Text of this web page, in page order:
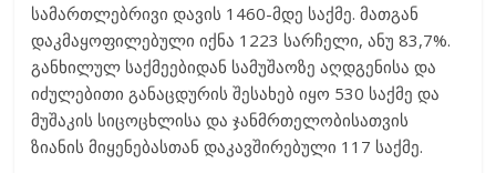
სამართლებრივი დავის 1460-მდე საქმე. მათგან
დაკმაყოფილებული იქნა 1223 სარჩელი, ანუ 83,7%.
განხილულ საქმეებიდან სამუშაოზე აღდგენისა და
იძულებითი განაცდურის შესახებ იყო 530 საქმე და
მუშაკის სიცოცხლისა და ჯანმრთელობისათვის
ზიანის მიყენებასთან დაკავშირებული 117 საქმე.